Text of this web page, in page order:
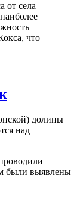
от села
что
долины
над
были выявлены